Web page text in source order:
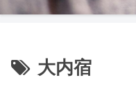
大内宿